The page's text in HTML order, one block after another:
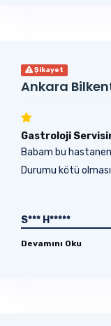
Şikayet
Ankara
Gastroloji
Babam bu
Durumu kötü
S*** H*****
Devamını Oku